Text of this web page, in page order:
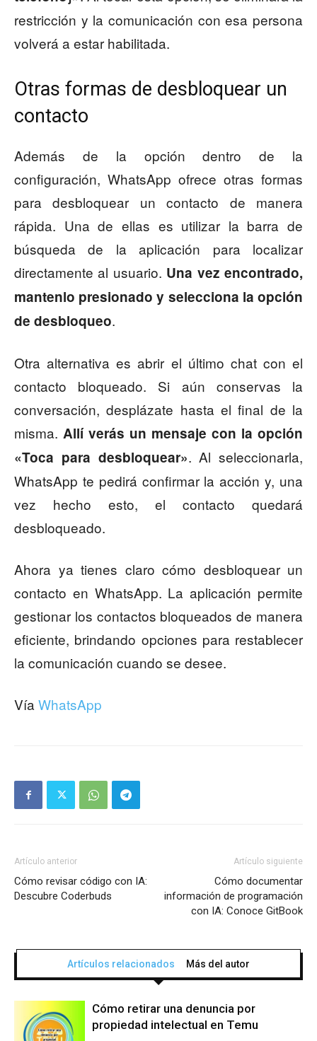
restricción y la comunicación con esa persona
volverá a estar habilitada.
Otras formas de desbloquear un
contacto
Además de la opción dentro de la
configuración, WhatsApp ofrece otras formas
para desbloquear un contacto de manera
rápida. Una de ellas es utilizar la barra de
búsqueda de la aplicación para localizar
directamente al usuario. Una vez encontrado,
mantenlo presionado y selecciona la opción
de desbloqueo.
Otra alternativa es abrir el último chat con el
contacto bloqueado. Si aún conservas la
conversación, desplázate hasta el final de la
misma. Allí verás un mensaje con la opción
«Toca para desbloquear». Al seleccionarla,
WhatsApp te pedirá confirmar la acción y, una
vez hecho esto, el contacto quedará
desbloqueado.
Ahora ya tienes claro cómo desbloquear un
contacto en WhatsApp. La aplicación permite
gestionar los contactos bloqueados de manera
eficiente, brindando opciones para restablecer
la comunicación cuando se desee.
Vía WhatsApp
Artículo anterior
Cómo revisar código con IA:
Descubre Coderbuds
Artículo siguiente
Cómo documentar
información de programación
con IA: Conoce GitBook
Artículos relacionados Más del autor
Cómo retirar una denuncia por
propiedad intelectual en Temu